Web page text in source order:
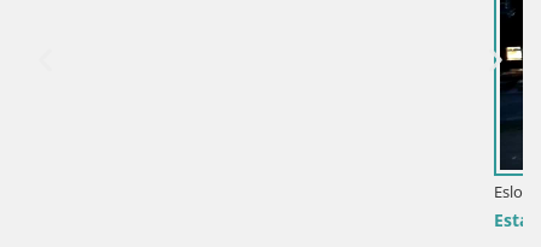
Estaciones de esquí Maribor Pohorje en vivo